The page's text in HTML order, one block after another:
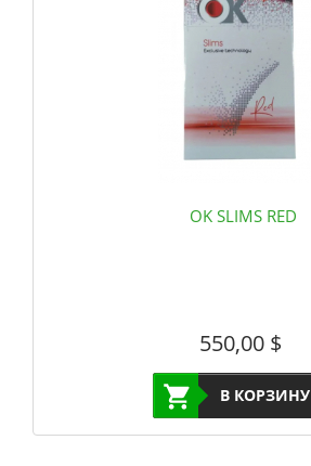
OK SLIMS RED
550,00$
В КОРЗИНУ